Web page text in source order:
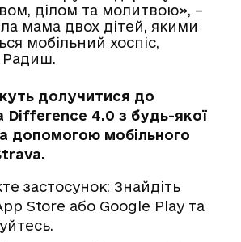
ділом та молитвою», –
мама двох дітей, якими
мобільний хоспіс,
Радиш.
долучитися до
Difference 4.0 з будь-якої
допомогою мобільного
застосунок: Знайдіть
Store або Google Play та